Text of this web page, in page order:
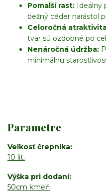
Pomalší rast: Ideálny
bežný céder narástol
Celoročná
tvar sú ozdobné po
Nenáročná údržba:
minimálnu
Parametre
Veľkosť črepníka
10 lit.
Výška pri dodaní
50cm kmeň